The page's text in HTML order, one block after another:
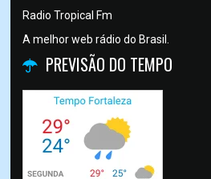
Radio Tropical Fm
A melhor web rádio do Brasil.
PREVISÃO DO TEMPO